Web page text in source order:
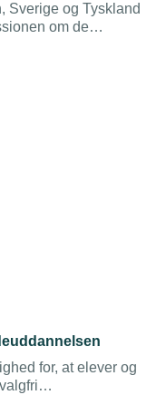
Sverige og Tyskland
om de
for, at elever og